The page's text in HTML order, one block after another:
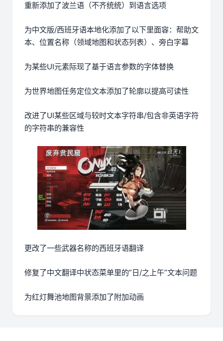
重新添加了波兰语（不齐统统）到语言选项
为中文版/西班牙语本地化添加了以下里面容：帮助文
本、位置名称（领域地图和状态列表）、旁白字幕
为某些UI元素际现了基于语言参数的字体替换
为世界地图任务定位文本添加了轮廓以提高可读性
改进了UI某些区域与较时文本字符串/包含非英语字符
的字符串的兼容性
更改了一些武器名称的西班牙语翻译
修复了中文翻译中状态菜单里的”日/之上午”文本问题
为红灯舞池地图背景添加了附加动画